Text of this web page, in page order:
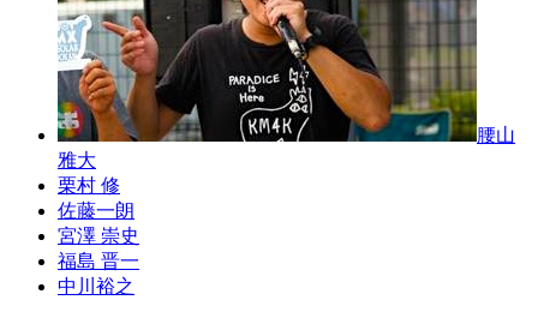
腰山
雅大
栗村 修
佐藤一朗
宮澤 崇史
福島 晋一
中川裕之